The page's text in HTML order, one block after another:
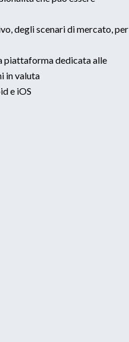
degli scenari di mercato, per
piattaforma dedicata alle
in valuta
e iOS